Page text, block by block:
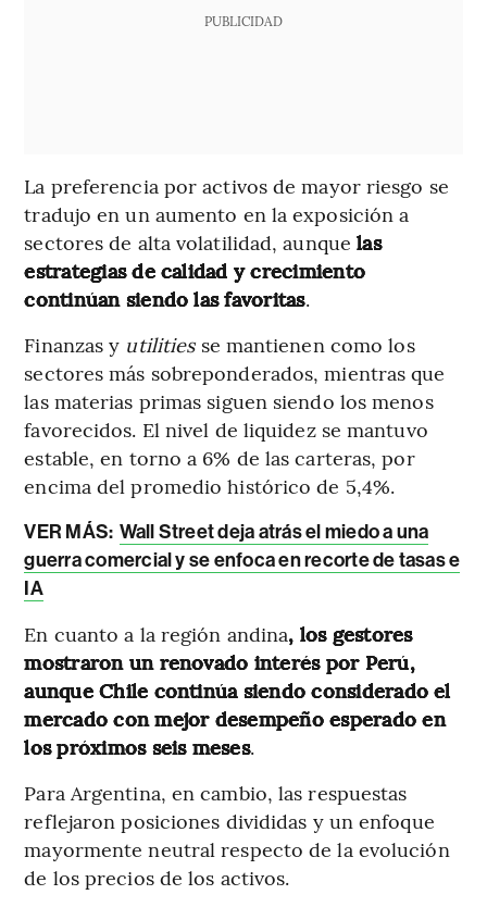
PUBLICIDAD
La preferencia por activos de mayor riesgo se
tradujo en un aumento en la exposición a
sectores de alta volatilidad, aunquelas
estrategias de calidad y crecimiento
continúan siendo las favoritas.
Finanzas y utilities se mantienen como los
sectores más sobreponderados, mientras que
las materias primas siguen siendo los menos
favorecidos. El nivel de liquidez se mantuvo
estable, en torno a 6% de las carteras, por
encima del promedio histórico de 5,4%.
VER MÁS: Wall Street deja atrás el miedo a una
guerra comercial y se enfoca en recorte de tasas e
IA
En cuanto a la región andina, los gestores
mostraron un renovado interés por Perú,
aunque Chile continúa siendo considerado el
mercado con mejor desempeño esperado en
los próximos seis meses.
Para Argentina, en cambio, las respuestas
reflejaron posiciones divididas y un enfoque
mayormente neutral respecto de la evolución
de los precios de los activos.